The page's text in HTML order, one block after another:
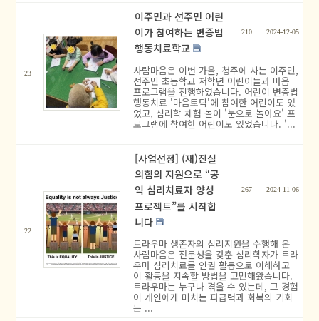
23
이주민과 선주민 어린
이가 참여하는 변증법
행동치료학교
210 2024-12-05
사람마음은 이번 가을, 청주에 사는 이주민,
선주민 초등학교 저학년 어린이들과 마음
프로그램을 진행하였습니다. 어린이 변증법
행동치료 '마음토탁'에 참여한 어린이도 있
었고, 심리학 체험 놀이 '눈으로 놀아요' 프
로그램에 참여한 어린이도 있었습니다. '...
22
[사업선정] (재)진실
의힘의 지원으로 “공
익 심리치료자 양성
프로젝트”를 시작합
니다
267 2024-11-06
트라우마 생존자의 심리지원을 수행해 온
사람마음은 전문성을 갖춘 심리학자가 트라
우마 심리치료를 인권 활동으로 이해하고
이 활동을 지속할 방법을 고민해왔습니다.
트라우마는 누구나 겪을 수 있는데, 그 경험
이 개인에게 미치는 파급력과 회복의 기회
는 ...